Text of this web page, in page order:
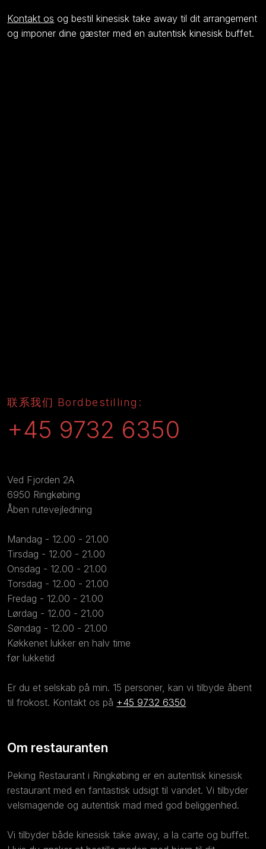
​Kontakt os og bestil kinesisk take away til dit arrangement
og imponer dine gæster med en autentisk kinesisk buffet.​​
​联系我们 Bordbestilling:
+45 9732 6350
​Ved Fjorden 2A
6950 Ringkøbing
Åben rutevejledning
Mandag - 12.00 - 21.00
Tirsdag - 12.00 - 21.00
Onsdag - 12.00 - 21.00
Torsdag - 12.00 - 21.00
Fredag - 12.00 - 21.00
Lørdag - 12.00 - 21.00
Søndag - 12.00 - 21.00
Køkkenet lukker en halv time
​før lukketid
Er du et selskab på min. 15 personer, kan vi tilbyde åbent
til frokost. Kontakt os på +45 9732 6350
Om restauranten
Peking Restaurant i Ringkøbing er en autentisk kinesisk
restaurant med en fantastisk udsigt til vandet. Vi tilbyder
velsmagende og autentisk mad med god beliggenhed.
​Vi tilbyder både kinesisk take away, a la carte og buffet.